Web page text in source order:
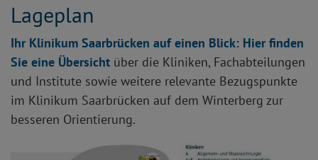
Lageplan
Ihr Klinikum Saarbrücken auf einen Blick: Hier finden
Sie eine Übersicht über die Kliniken, Fachabteilungen
und Institute sowie weitere relevante Bezugspunkte
im Klinikum Saarbrücken auf dem Winterberg zur
besseren Orientierung.